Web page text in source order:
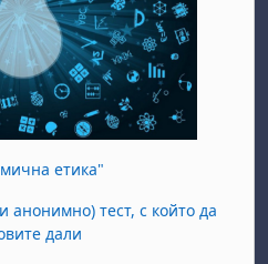
етика"
анонимно) тест, с който да
дали